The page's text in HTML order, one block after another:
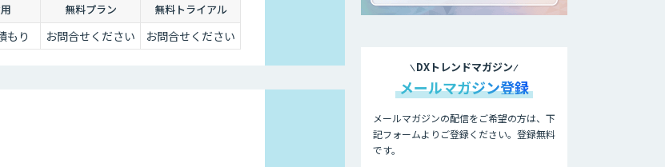
無料プラン 無料トライアル
もり お問合せください お問合せください
DXトレンドマガジン
メールマガジン登録
メールマガジンの配信をご希望の方は、下
記フォームよりご登録ください。登録無料
です。